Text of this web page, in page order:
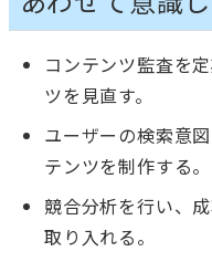
コンテンツ監査を
ツを見直す。
ユーザーの検索意
テンツを制作する。
競合分析を行い、
取り入れる。